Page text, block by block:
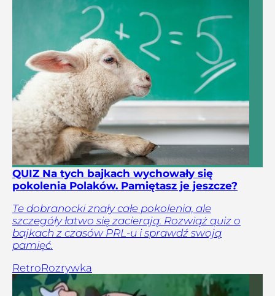
QUIZ Na tych bajkach wychowały się
pokolenia Polaków. Pamiętasz je jeszcze?
Te dobranocki znały całe pokolenia, ale
szczegóły łatwo się zacierają. Rozwiąż quiz o
bajkach z czasów PRL-u i sprawdź swoją
pamięć.
RetroRozrywka